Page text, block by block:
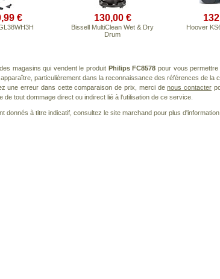
€ 130,00 €
Bissell MultiClean Wet & Dry
Drum
Hoover
magasins qui vendent le produit Philips FC8578 pour vous
particulièrement dans la reconnaissance des références de la
une erreur dans cette comparaison de prix, merci denous contacter
de tout dommage direct ou indirect lié à l'utilisation de ce service.
donnés à titre indicatif, consultez le site marchand pour plus d'information.